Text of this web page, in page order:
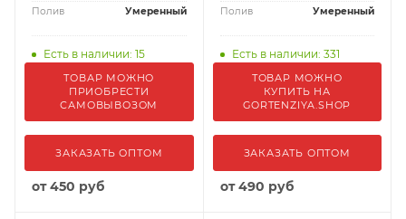
Полив Умеренный
Есть в наличии: 15
ТОВАР МОЖНО
ПРИОБРЕСТИ
САМОВЫВОЗОМ
ЗАКАЗАТЬ ОПТОМ
от450 руб
Полив Умеренный
Есть в наличии: 331
ТОВАР МОЖНО
КУПИТЬ НА
GORTENZIYA.SHOP
ЗАКАЗАТЬ ОПТОМ
от490 руб